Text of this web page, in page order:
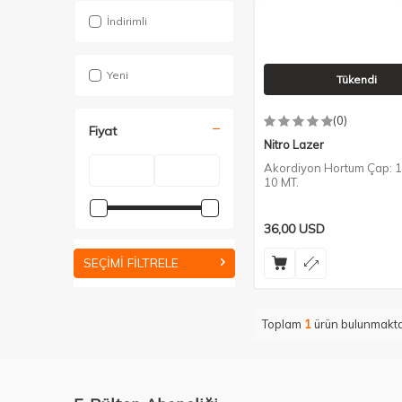
İndirimli
Yeni
Fiyat
SEÇIMI FILTRELE
Tükendi
(0)
Nitro Lazer
Akordiyon Hortum Çap:
10 MT.
36,00USD
Toplam 1ürün